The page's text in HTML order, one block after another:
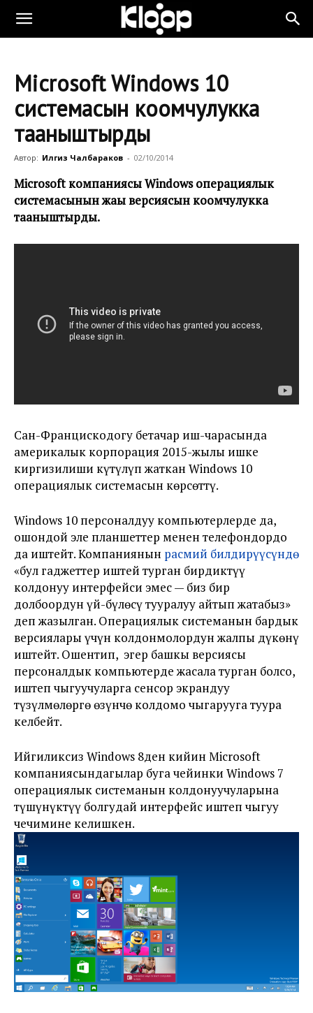
Microsoft Windows 10
системасын коомчулукка
тааныштырды
Автор: Илгиз Чалбараков - 02/10/2014
Microsoft компаниясы Windows операциялык
системасынын жаңы версиясын коомчулукка
тааныштырды.
Сан-Францискодогу бетачар иш-чарасында
америкалык корпорация 2015-жылы ишке
киргизилиши күтүлүп жаткан Windows 10
операциялык системасын көрсөттү.
Windows 10 персоналдуу компьютерлерде да,
ошондой эле планшеттер менен телефондордо
да иштейт. Компаниянын расмий билдирүүсүндө
«бул гаджеттер иштей турган бирдиктүү
колдонуу интерфейси эмес — биз бир
долбоордун үй-бүлөсү тууралуу айтып жатабыз»
деп жазылган. Операциялык системанын бардык
версиялары үчүн колдонмолордун жалпы дүкөнү
иштейт. Ошентип, эгер башкы версиясы
персоналдык компьютерде жасала турган болсо,
иштеп чыгуучуларга сенсор экрандуу
түзүлмөлөргө өзүнчө колдомо чыгарууга туура
келбейт.
Ийгиликсиз Windows 8ден кийин Microsoft
компаниясындагылар буга чейинки Windows 7
операциялык системанын колдонуучуларына
түшүнүктүү болгудай интерфейс иштеп чыгуу
чечимине келишкен.